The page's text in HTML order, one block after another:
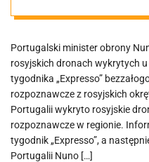
obrony
Portugalski minister obrony
rosyjskich dronach wykrytych
tygodnika „Expresso”
rozpoznawcze z rosyjskich
Portugalii wykryto rosyjskie
rozpoznawcze w regionie.
tygodnik „Expresso”, a
Portugalii Nuno […]